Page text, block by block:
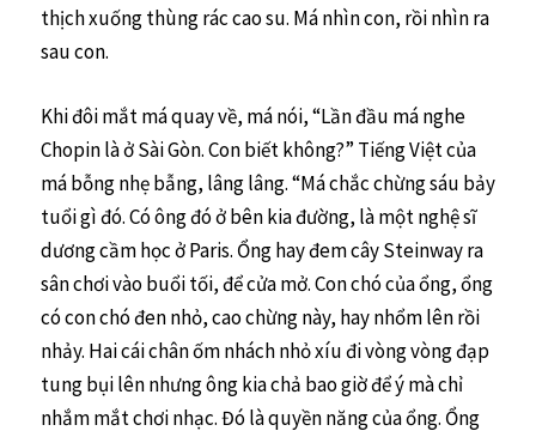
thịch xuống thùng rác cao su. Má nhìn con, rồi nhìn ra
sau con.
Khi đôi mắt má quay về, má nói, “Lần đầu má nghe
Chopin là ở Sài Gòn. Con biết không?” Tiếng Việt của
má bỗng nhẹ bẫng, lâng lâng. “Má chắc chừng sáu bảy
tuổi gì đó. Có ông đó ở bên kia đường, là một nghệ sĩ
dương cầm học ở Paris. Ổng hay đem cây Steinway ra
sân chơi vào buổi tối, để cửa mở. Con chó của ổng, ổng
có con chó đen nhỏ, cao chừng này, hay nhổm lên rồi
nhảy. Hai cái chân ốm nhách nhỏ xíu đi vòng vòng đạp
tung bụi lên nhưng ông kia chả bao giờ để ý mà chỉ
nhắm mắt chơi nhạc. Đó là quyền năng của ổng. Ổng